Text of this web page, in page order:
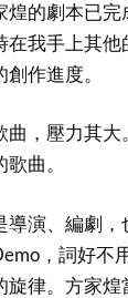
的劇本已
我手上其
作進度。
，壓力其
曲。
演、編劇，
，詞好不
律。方家